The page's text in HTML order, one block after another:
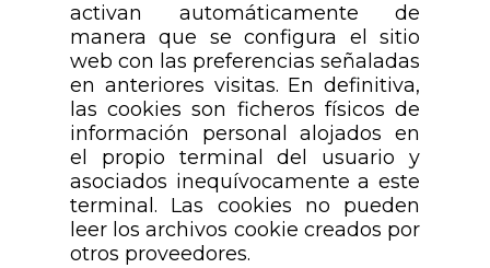
activan automáticamente de
manera que se configura el sitio
web con las preferencias señaladas
en anteriores visitas. En definitiva,
las cookies son ficheros físicos de
información personal alojados en
el propio terminal del usuario y
asociados inequívocamente a este
terminal. Las cookies no pueden
leer los archivos cookie creados por
otros proveedores.